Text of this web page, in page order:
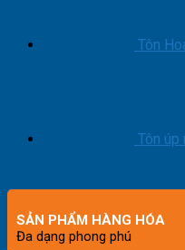
Tôn
Tôn úp
SẢN PHẨM HÀNG HÓA
Đa dạng phong phú